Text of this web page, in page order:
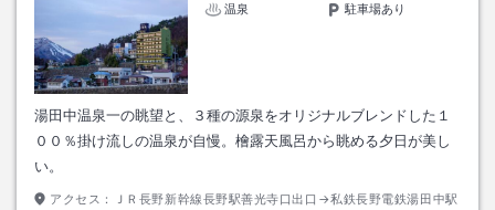
温泉
駐車場あり
湯田中温泉一の眺望と、３種の源泉をオリジナルブレンドした１
００％掛け流しの温泉が自慢。檜露天風呂から眺める夕日が美し
い。
アクセス：
ＪＲ長野新幹線長野駅善光寺口出口→私鉄長野電鉄湯田中駅